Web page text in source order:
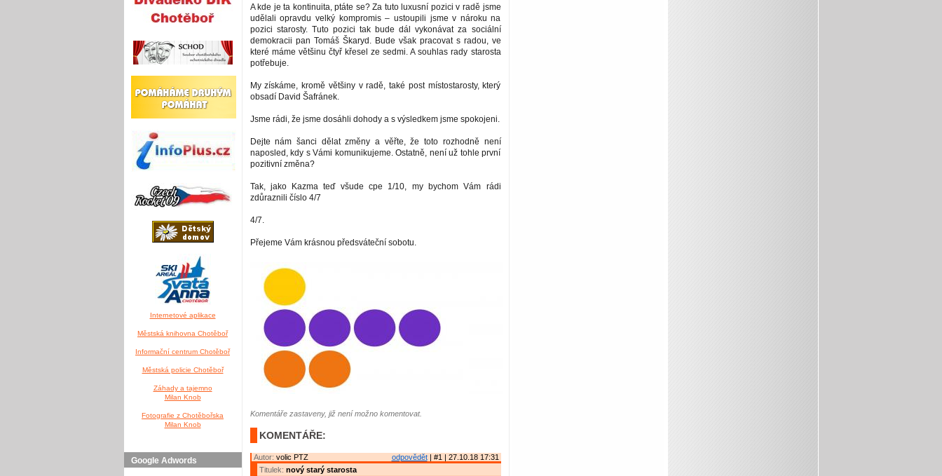
Internetové aplikace
Městská knihovna Chotěboř
Informační centrum Chotěboř
Městská policie Chotěboř
Záhady a tajemno
Milan Knob
Fotografie z Chotěbořska
Milan Knob
Google Adwords
A kde je ta kontinuita, ptáte se? Za tuto luxusní pozici v radě jsme
udělali opravdu velký kompromis – ustoupili jsme v nároku na
pozici starosty. Tuto pozici tak bude dál vykonávat za sociální
demokracii pan Tomáš Škaryd. Bude však pracovat s radou, ve
které máme většinu čtyř křesel ze sedmi. A souhlas rady starosta
potřebuje.
My získáme, kromě většiny v radě, také post místostarosty, který
obsadí David Šafránek.
Jsme rádi, že jsme dosáhli dohody a s výsledkem jsme spokojeni.
Dejte nám šanci dělat změny a věřte, že toto rozhodně není
naposled, kdy s Vámi komunikujeme. Ostatně, není už tohle první
pozitivní změna?
Tak, jako Kazma teď všude cpe 1/10, my bychom Vám rádi
zdůraznili číslo 4/7
4/7.
Přejeme Vám krásnou předsváteční sobotu.
Komentáře zastaveny, již není možno komentovat.
KOMENTÁŘE:
odpovědět| #1 | 27.10.18 17:31
Autor: volic PTZ
Titulek: nový starý starosta